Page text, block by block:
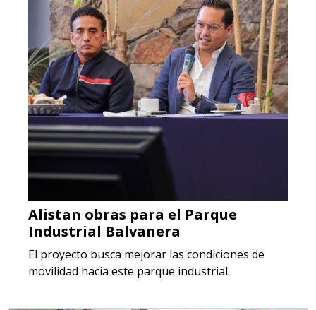
Alistan obras para el Parque
Industrial Balvanera
El proyecto busca mejorar las condiciones de
movilidad hacia este parque industrial.